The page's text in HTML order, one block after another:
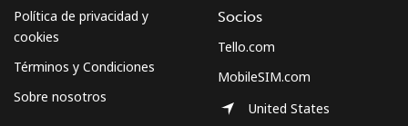
Política de privacidad y
cookies
Términos y Condiciones
Sobre nosotros
Socios
Tello.com
MobileSIM.com
United States